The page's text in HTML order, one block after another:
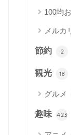
100均
メルカ
節約 2
観光 18
グルメ
趣味 423